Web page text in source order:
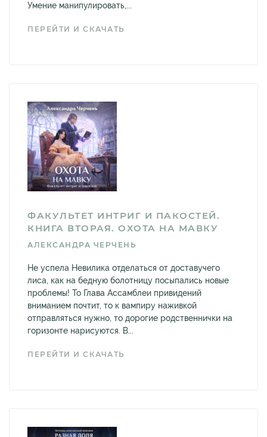
Умение манипулировать,...
ПЕРЕЙТИ И СКАЧАТЬ
ФАКУЛЬТЕТ ИНТРИГ И ПАКОСТЕЙ.
КНИГА ВТОРАЯ. ОХОТА НА МАВКУ
АЛЕКСАНДРА ЧЕРЧЕНЬ
Не успела Невилика отделаться от доставучего
лиса, как на бедную болотницу посыпались новые
проблемы! То Глава Ассамблеи привидений
вниманием почтит, то к вампиру наживкой
отправляться нужно, то дорогие родственнички на
горизонте нарисуются. В...
ПЕРЕЙТИ И СКАЧАТЬ